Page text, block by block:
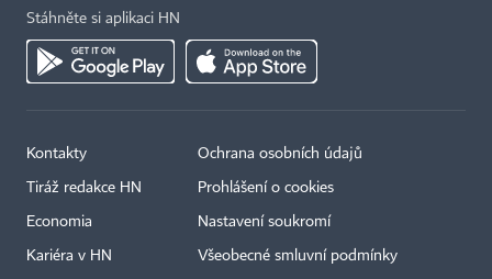
Stáhněte si aplikaci HN
Kontakty
Tiráž redakce HN
Economia
Kariéra v HN
Ochrana osobních údajů
Prohlášení o cookies
Nastavení soukromí
Všeobecné smluvní podmínky